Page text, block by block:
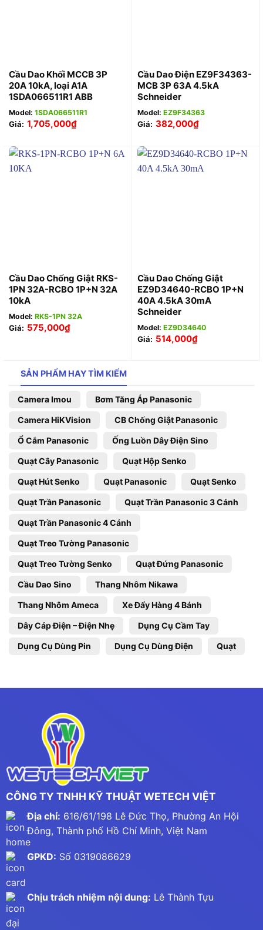
Cầu Dao Khối MCCB 3P
20A 10kA, loại A1A
1SDA066511R1 ABB
Model: 1SDA066511R1
Giá: 1,705,000₫
Cầu Dao Điện EZ9F34363-
MCB 3P 63A 4.5kA
Schneider
Model: EZ9F34363
Giá: 382,000₫
Cầu Dao Chống Giật RKS-
1PN 32A-RCBO 1P+N 32A
10kA
Model: RKS-1PN 32A
Giá: 575,000₫
Cầu Dao Chống Giật
EZ9D34640-RCBO 1P+N
40A 4.5kA 30mA
Schneider
Model: EZ9D34640
Giá: 514,000₫
SẢN PHẨM HAY TÌM KIẾM
Camera Imou Bơm Tăng Áp Panasonic
Camera HiKVision CB Chống Giật Panasonic
Ổ Cắm Panasonic Ống Luồn Dây Điện Sino
Quạt Cây Panasonic Quạt Hộp Senko
Quạt Hút Senko Quạt Panasonic Quạt Senko
Quạt Trần Panasonic Quạt Trần Panasonic 3 Cánh
Quạt Trần Panasonic 4 Cánh
Quạt Treo Tường Panasonic
Quạt Treo Tường Senko Quạt Đứng Panasonic
Cầu Dao Sino Thang Nhôm Nikawa
Thang Nhôm Ameca Xe Đẩy Hàng 4 Bánh
Dây Cáp Điện – Điện Nhẹ Dụng Cụ Cầm Tay
Dụng Cụ Dùng Pin Dụng Cụ Dùng Điện Quạt
CÔNG TY TNHH KỸ THUẬT WETECH VIỆT
Địa chỉ: 616/61/198 Lê Đức Thọ, Phường An Hội
Đông, Thành phố Hồ Chí Minh, Việt Nam
GPKD: Số 0319086629
Chịu trách nhiệm nội dung: Lê Thành Tựu